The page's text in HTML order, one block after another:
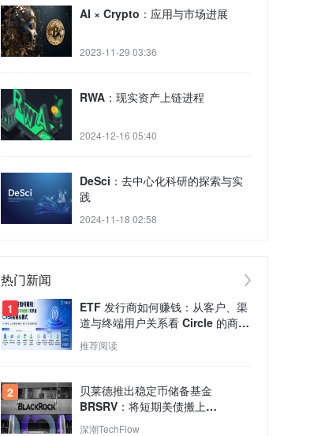
AI × Crypto：应用与市场进展
2023-11-29 03:36
RWA：现实资产上链进程
2024-12-16 05:40
DeSci：去中心化科研的探索与实
践
2024-11-18 02:58
热门新闻
1
ETF 发行商如何赚钱：从客户、渠
道与终端用户关系看 Circle 的商业
模式
推荐阅读
2
贝莱德推出稳定币储备基金
BRSRV：将短期美债搬上
Solana、Ethereum与Tempo
深潮TechFlow